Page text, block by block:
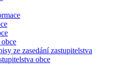
obce
ze zasedání zastupitelstva
obce